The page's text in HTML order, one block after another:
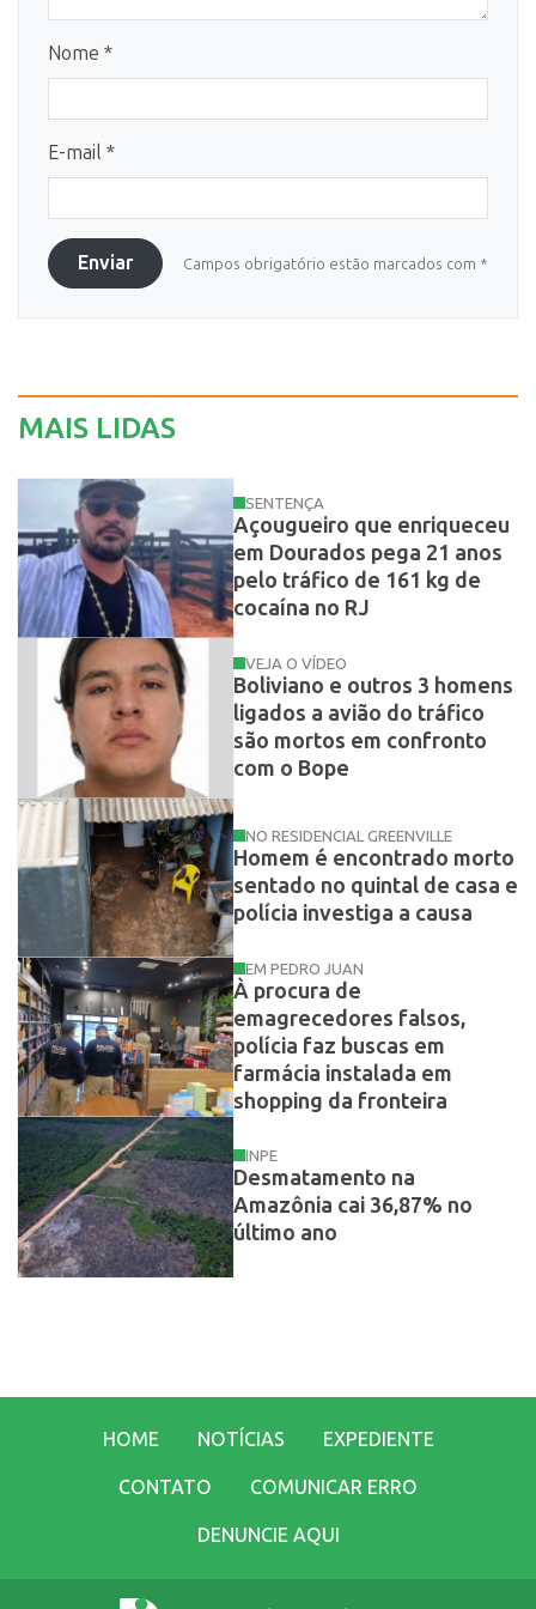
Nome *
E-mail *
Enviar Campos obrigatório estão marcados com *
MAIS LIDAS
SENTENÇA
Açougueiro que enriqueceu
em Dourados pega 21 anos
pelo tráfico de 161 kg de
cocaína no RJ
VEJA O VÍDEO
Boliviano e outros 3 homens
ligados a avião do tráfico
são mortos em confronto
com o Bope
NO RESIDENCIAL GREENVILLE
Homem é encontrado morto
sentado no quintal de casa e
polícia investiga a causa
EM PEDRO JUAN
À procura de
emagrecedores falsos,
polícia faz buscas em
farmácia instalada em
shopping da fronteira
INPE
Desmatamento na
Amazônia cai 36,87% no
último ano
HOME NOTÍCIAS EXPEDIENTE
CONTATO COMUNICAR ERRO
DENUNCIE AQUI